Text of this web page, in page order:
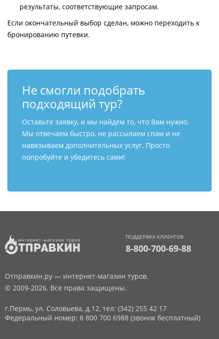
результаты, соответствующие запросам.
Если окончательный выбор сделан, можно переходить к
бронированию путевки.
Не смогли подобрать
подходящий тур?
Оставьте заявку, и мы найдем то, что Вам нужно.
Мы отвечаем быстро, не рассылаем спам и не
навязываем дополнительных услуг. Просто
попробуйте и убедитесь сами!
ПОДДЕРЖКА КЛИЕНТОВ
8-800-700-69-88
Отправкин.ру — интернет-магазин туров.
© 2009-2026. Все права защищены.
г.Пермь, ул. Соловьева, д.12, тел: (342) 255 42 17
Федеральный номер: 8 800 700 6988 (звонок бесплатный)